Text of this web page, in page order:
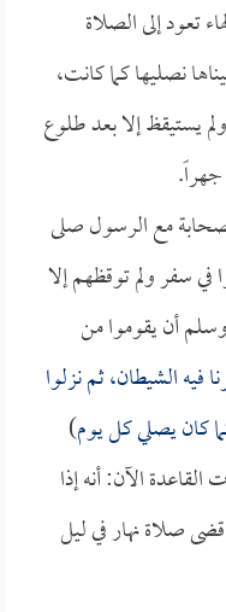
تعود إلى الصلاة
نصليها كما كانت،
يستيقظ إلا بعد طلوع
مع الرسول صلى
سفر ولم توقظهم إلا
أن يقوموا من
الشيطان، ثم نزلوا
كان يصلي كل يوم)
الآن: أنه إذا
صلاة نهار في ليل